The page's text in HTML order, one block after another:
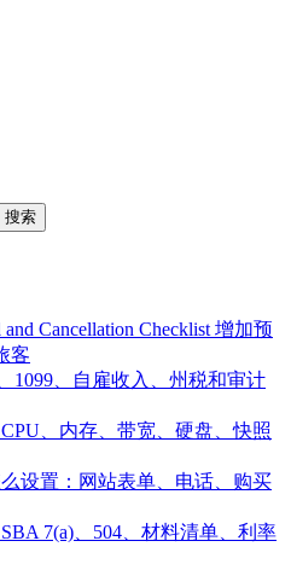
搜索
and Cancellation Checklist 增加预
客
1099、自雇收入、州税和审计
、内存、带宽、硬盘、快照
设置：网站表单、电话、购买
7(a)、504、材料清单、利率